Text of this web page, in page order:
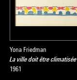
Yona Friedman
La ville doit être climatisée
1961